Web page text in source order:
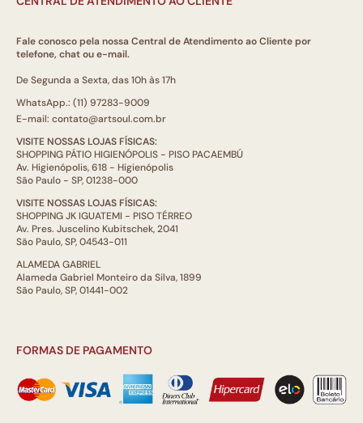
Fale conosco pela nossa Central de Atendimento ao Cliente por
telefone, chat ou e-mail.
De Segunda a Sexta, das 10h às 17h
WhatsApp.: (11) 97283-9009
E-mail: contato@artsoul.com.br
VISITE NOSSAS LOJAS FÍSICAS:
SHOPPING PÁTIO HIGIENÓPOLIS - PISO PACAEMBÚ
Av. Higienópolis, 618 - Higienópolis
São Paulo - SP, 01238-000
VISITE NOSSAS LOJAS FÍSICAS:
SHOPPING JK IGUATEMI - PISO TÉRREO
Av. Pres. Juscelino Kubitschek, 2041
São Paulo, SP, 04543-011
ALAMEDA GABRIEL
Alameda Gabriel Monteiro da Silva, 1899
São Paulo, SP, 01441-002
FORMAS DE PAGAMENTO